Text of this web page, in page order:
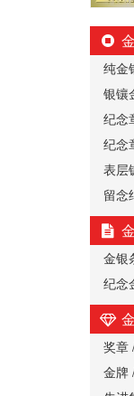
纯金
银镶
纪念
纪念
表层
留念
金银
纪念
奖章
金牌